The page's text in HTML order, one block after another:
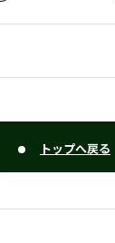
トップへ戻る